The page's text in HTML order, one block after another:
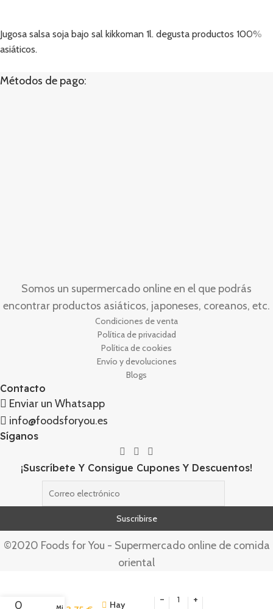
Jugosa salsa soja bajo sal kikkoman 1l. degusta productos 100%
asiáticos.
Métodos de pago:
Somos un supermercado online en el que podrás
encontrar productos asiáticos, japoneses, coreanos, etc.
Condiciones de venta
Política de privacidad
Política de cookies
Envío y devoluciones
Blogs
Contacto
Enviar un Whatsapp
info@foodsforyou.es
Síganos
¡Suscríbete Y Consigue Cupones Y Descuentos!
©2020 Foods for You - Supermercado online de comida
oriental
Rojo
Hay
0